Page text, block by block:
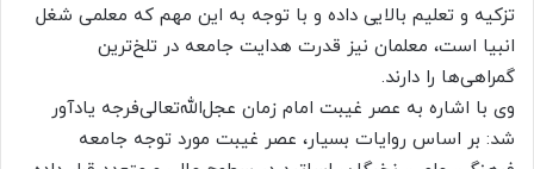
تزکیه و تعلیم بالایی داده و با توجه به این مهم که معلمی شغل
انبیا است، معلمان نیز قدرت هدایت جامعه‌ در تلخ‌ترین
گمراهی‌ها را دارند.
وی با اشاره به عصر غیبت امام زمان عجل‌الله‌تعالی‌فرجه یادآور
شد: بر اساس روایات بسیار، عصر غیبت مورد توجه جامعه